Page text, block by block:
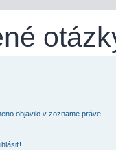
objavilo v zozname práve